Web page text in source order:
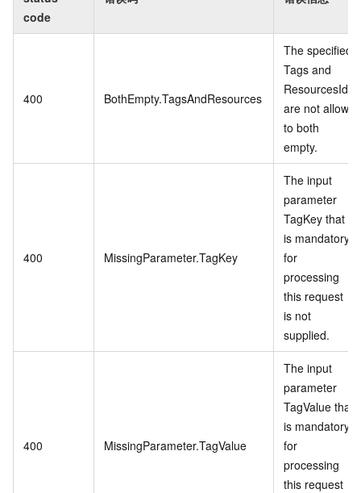
code
400 BothEmpty.TagsAndResources
The specified
Tags and
ResourcesIds
are not allow
to both
empty.
400 MissingParameter.TagKey
The input
parameter
TagKey that
is mandatory
for
processing
this request
is not
supplied.
400 MissingParameter.TagValue
The input
parameter
TagValue that
is mandatory
for
processing
this request